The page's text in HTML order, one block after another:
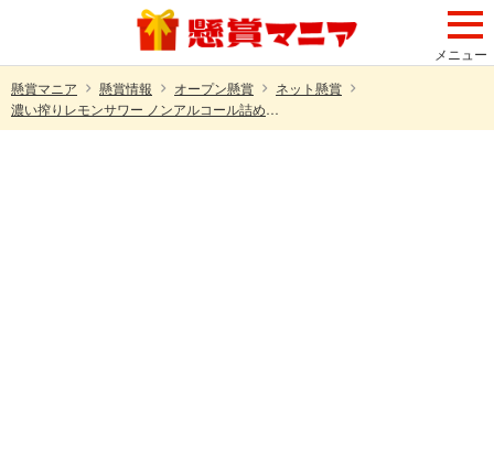
メニュー
懸賞マニア
懸賞情報 オープン懸賞
ネット懸賞
濃い搾りレモンサワー ノンアルコール詰め合わせが510名様に当たる！サッポロビールのXキャンペーン